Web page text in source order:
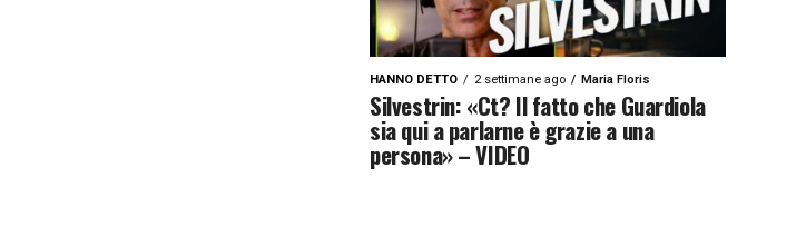
HANNO DETTO 2 settimane ago Maria Floris
Silvestrin: «Ct? Il fatto che Guardiola
sia qui a parlarne è grazie a una
persona» – VIDEO